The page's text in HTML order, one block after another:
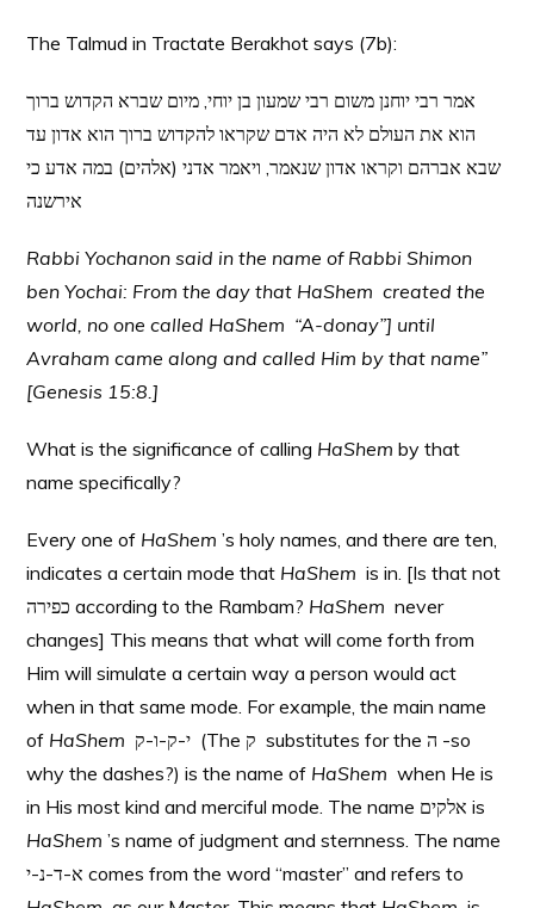
The Talmud in Tractate Berakhot says (7b):
אמר רבי יוחנן משום רבי שמעון בן יוחי, מיום שברא הקדוש ברוך
הוא את העולם לא היה אדם שקראו להקדוש ברוך הוא אדון עד
שבא אברהם וקראו אדון שנאמר, ויאמר אדני (אלהים) במה אדע כי
אירשנה
Rabbi Yochanon said in the name of Rabbi Shimon
ben Yochai: From the day that HaShem created the
world, no one called HaShem “A-donay”] until
Avraham came along and called Him by that name”
[Genesis 15:8.]
What is the significance of calling HaShem by that
name specifically?
Every one of HaShem’s holy names, and there are ten,
indicates a certain mode that HaShem is in. [Is that not
כפירה according to the Rambam? HaShem never
changes] This means that what will come forth from
Him will simulate a certain way a person would act
when in that same mode. For example, the main name
of HaShem
why the dashes?) is the name of HaShem when He is
in His most kind and merciful mode. The name אלקים is
HaShem’s name of judgment and sternness. The name
א-ד-נ-י comes from the word “master” and refers to